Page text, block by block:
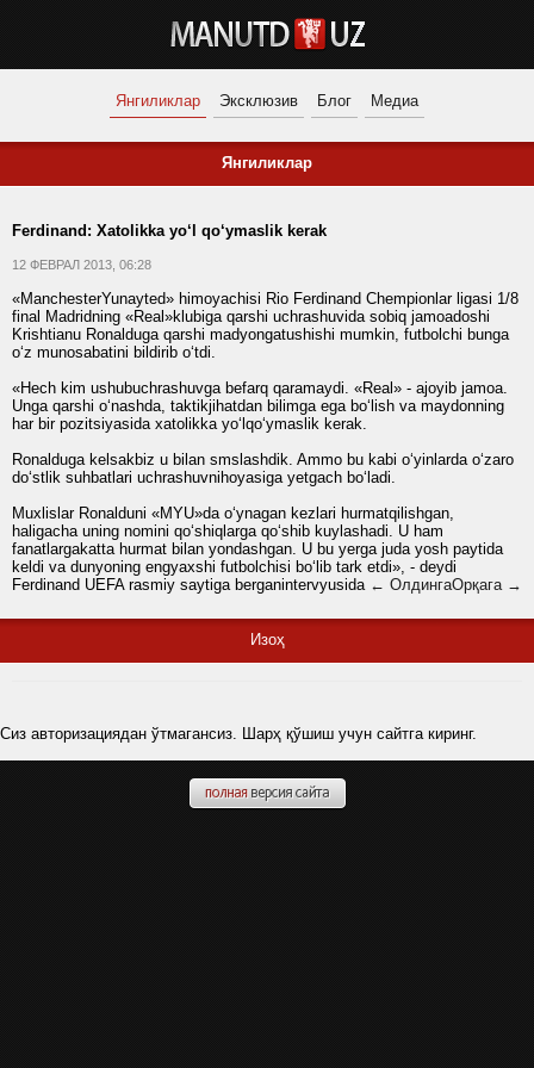
Янгиликлар Эксклюзив Блог Медиа
Янгиликлар
Ferdinand: Xatolikka yo‘l qo‘ymaslik kerak
12 ФЕВРАЛ 2013, 06:28
«ManchesterYunayted» himoyachisi Rio Ferdinand Chempionlar ligasi 1/8
final Madridning «Real»klubiga qarshi uchrashuvida sobiq jamoadoshi
Krishtianu Ronalduga qarshi madyongatushishi mumkin, futbolchi bunga
o‘z munosabatini bildirib o‘tdi.
«Hech kim ushubuchrashuvga befarq qaramaydi. «Real» - ajoyib jamoa.
Unga qarshi o‘nashda, taktikjihatdan bilimga ega bo‘lish va maydonning
har bir pozitsiyasida xatolikka yo‘lqo‘ymaslik kerak.
Ronalduga kelsakbiz u bilan smslashdik. Ammo bu kabi o‘yinlarda o‘zaro
do‘stlik suhbatlari uchrashuvnihoyasiga yetgach bo‘ladi.
Muxlislar Ronalduni «MYU»da o‘ynagan kezlari hurmatqilishgan,
haligacha uning nomini qo‘shiqlarga qo‘shib kuylashadi. U ham
fanatlargakatta hurmat bilan yondashgan. U bu yerga juda yosh paytida
keldi va dunyoning engyaxshi futbolchisi bo‘lib tark etdi», - deydi
Ferdinand UEFA rasmiy saytiga berganintervyusida ← ОлдингаОрқага →
Изоҳ
Сиз авторизациядан ўтмагансиз. Шарҳ қўшиш учун сайтга киринг.